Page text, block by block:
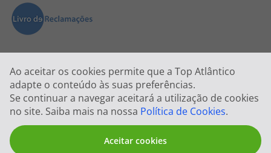
Ao aceitar os cookies permite que a Top Atlântico
adapte o conteúdo às suas preferências.
Se continuar a navegar aceitará a utilização de cookies
no site. Saiba mais na nossa Política de Cookies.
Aceitar cookies
2026 © Todos os direitos reservados:Top Atlântico, Viagens e Turismo